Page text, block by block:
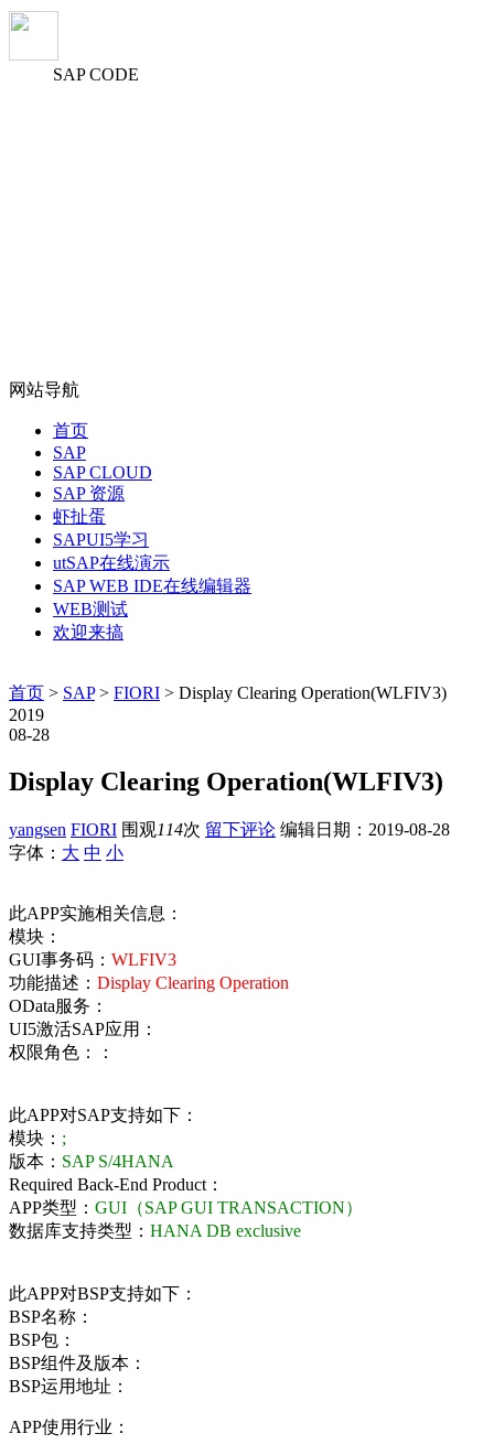
SAP CODE
网站导航
首页
SAP
SAP CLOUD
SAP 资源
虾扯蛋
SAPUI5学习
utSAP在线演示
SAP WEB IDE在线编辑器
WEB测试
欢迎来搞
首页 > SAP> FIORI > Display Clearing Operation(WLFIV3)
2019
08-28
Display Clearing Operation(WLFIV3)
yangsen FIORI 围观114次 留下评论 编辑日期： 2019-08-28
字体： 大 中 小
此APP实施相关信息：
模块：
GUI事务码： WLFIV3
功能描述： Display Clearing Operation
OData服务：
UI5激活SAP应用：
权限角色：：
此APP对SAP支持如下：
模块： ;
版本： SAP S/4HANA
Required Back-End Product：
APP类型： GUI（SAP GUI TRANSACTION）
数据库支持类型： HANA DB exclusive
此APP对BSP支持如下：
BSP名称：
BSP包：
BSP组件及版本：
BSP运用地址：
APP使用行业：